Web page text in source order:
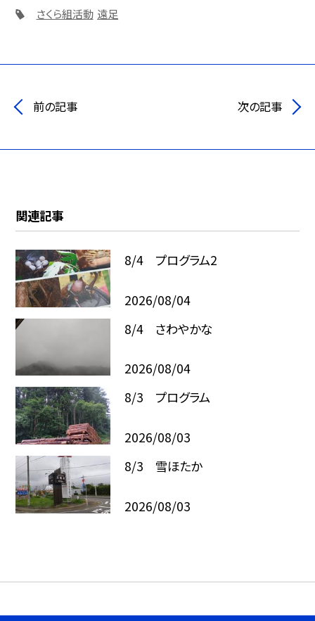
さくら組活動 遠足
前の記事 次の記事
関連記事
8/4 プログラム2
2026/08/04
8/4 さわやかな
2026/08/04
8/3 プログラム
2026/08/03
8/3 雪ほたか
2026/08/03